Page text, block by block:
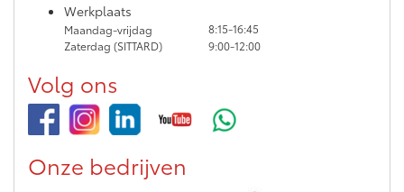
Werkplaats
Maandag-vrijdag
8:15-16:45
Zaterdag (SITTARD)
9:00-12:00
Volg ons
Onze bedrijven